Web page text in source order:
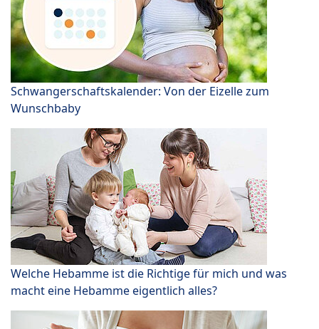
Schwangerschaftskalender: Von der Eizelle zum
Wunschbaby
Welche Hebamme ist die Richtige für mich und was
macht eine Hebamme eigentlich alles?